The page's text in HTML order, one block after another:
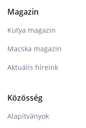
Magazin
Kutya magazin
Macska magazin
Aktuális híreink
Közösség
Alapítványok